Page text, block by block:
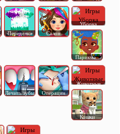
Переделки Салон
Уборка
Парикма..
Лечить зубы Операции
Животные
Кошки